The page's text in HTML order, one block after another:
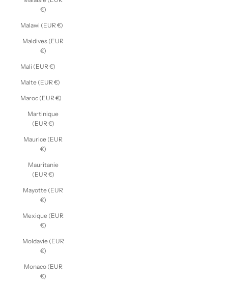
€)
Malawi (EUR €)
Maldives (EUR
€)
Mali (EUR €)
Malte (EUR €)
Maroc (EUR €)
Martinique
(EUR €)
Maurice (EUR
€)
Mauritanie
(EUR €)
Mayotte (EUR
€)
Mexique (EUR
€)
Moldavie (EUR
€)
Monaco (EUR
€)